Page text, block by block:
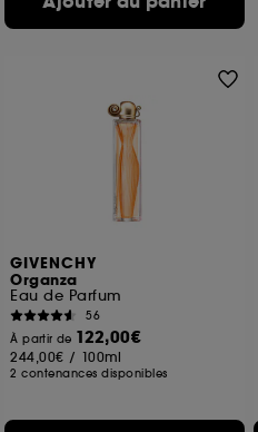
GIVENCHY
Organza
Eau de Parfum
56
À partir de 122,00€
244,00€ / 100ml
2 contenances disponibles